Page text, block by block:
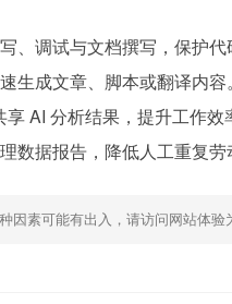
、调试与文档撰写，保护代
生成文章、脚本或翻译内容。
AI 分析结果，提升工作效
数据报告，降低人工重复劳
因素可能有出入，请访问网站体验